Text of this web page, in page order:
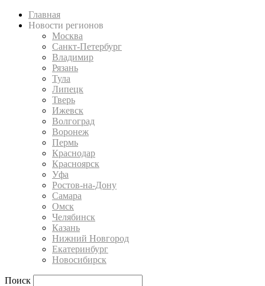
Главная
Новости регионов
Москва
Санкт-Петербург
Владимир
Рязань
Тула
Липецк
Тверь
Ижевск
Волгоград
Воронеж
Пермь
Краснодар
Красноярск
Уфа
Ростов-на-Дону
Самара
Омск
Челябинск
Казань
Нижний Новгород
Екатеринбург
Новосибирск
Поиск